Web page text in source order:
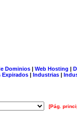
Dominios| Web Hosting |
Expirados | Industrias |
[Pág.